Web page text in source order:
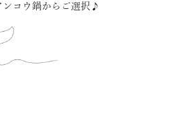
ンコウ鍋からご選択♪